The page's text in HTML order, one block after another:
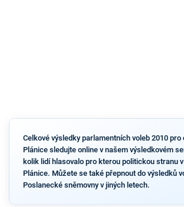
Celkové výsledky parlamentních voleb 2010 pro
Plánice sledujte online v našem výsledkovém
kolik lidí hlasovalo pro kterou politickou stranu
Plánice. Můžete se také přepnout do výsledků
Poslanecké sněmovny v jiných letech.